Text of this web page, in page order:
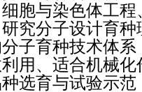
胞与染色体工
究分子设计育
子育种技术体
用、适合机械
种选育与试验示范